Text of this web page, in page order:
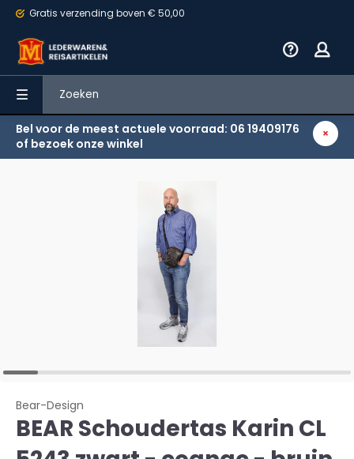
Gratis verzending boven € 50,00
Bel voor de meest actuele voorraad: 06 19409176
of bezoek onze winkel
Terug
Bear-Design
BEAR Schoudertas Karin CL